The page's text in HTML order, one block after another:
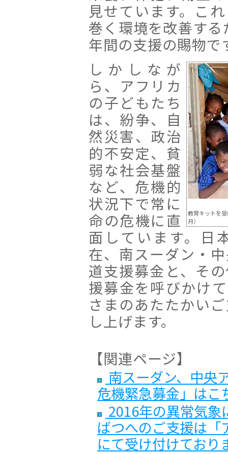
見せています。こ
巻く環境を改善す
年間の支援の賜物で
教育キットを
月）
しかしなが
ら、アフリカ
の子どもたち
は、紛争、自
然災害、政治
的不安定、貧
弱な社会基盤
など、危機的
状況下で常に
命の危機に直
面しています。日
在、南スーダン・
道支援募金と、そ
援募金を呼びかけ
さまのあたたかい
し上げます。
【関連ページ】
南スーダン、中央
危機緊急募金」はこ
2016年の異常気象
ばつへのご支援は
にて受け付けており